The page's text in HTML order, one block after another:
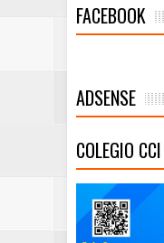
FACEBOOK
ADSENSE
COLEGIO CCI